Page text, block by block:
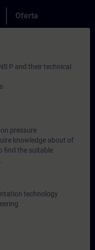
Oferta
P and their technical
pressure
knowledge about of
find the suitable
technology